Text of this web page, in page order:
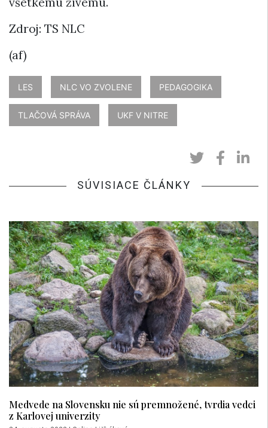
Zdroj: TS NLC
(af)
LES NLC VO ZVOLENE PEDAGOGIKA
TLAČOVÁ SPRÁVA UKF V NITRE
SÚVISIACE ČLÁNKY
Medvede na Slovensku nie sú premnožené, tvrdia vedci
z Karlovej univerzity